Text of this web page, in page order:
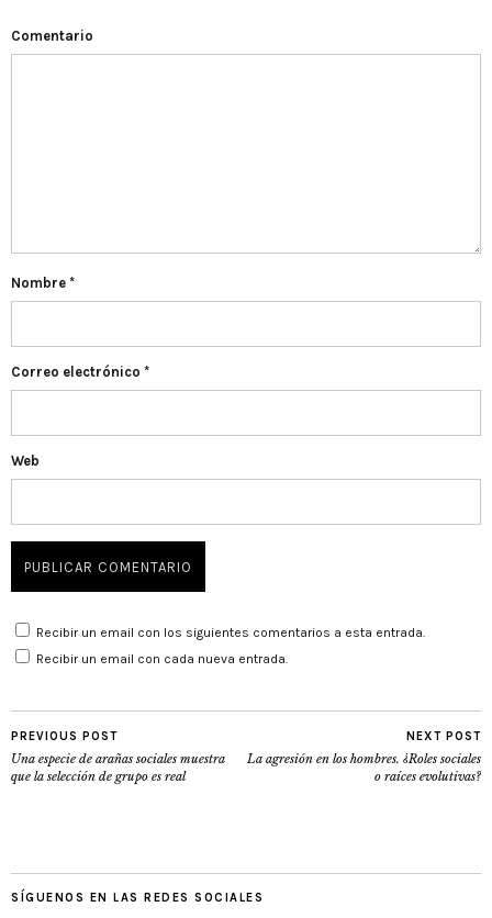
Comentario
Nombre *
Correo electrónico *
Web
Recibir un email con los siguientes comentarios a esta entrada.
Recibir un email con cada nueva entrada.
PREVIOUS POST
Una especie de arañas sociales muestra
que la selección de grupo es real
NEXT POST
La agresión en los hombres. ¿Roles sociales
o raíces evolutivas?
SÍGUENOS EN LAS REDES SOCIALES